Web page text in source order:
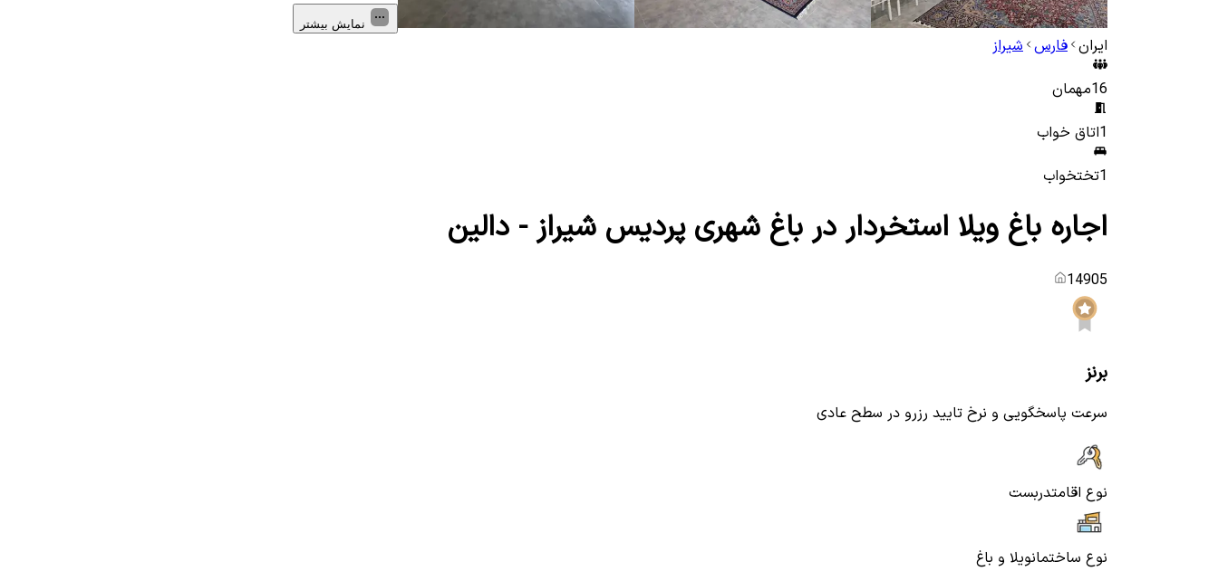
نمایش بیشتر
ایران فارس شیراز
16مهمان
1اتاق خواب
1تختخواب
اجاره باغ ویلا استخردار در باغ شهری پردیس شیراز - دالین
14905
برنز
سرعت پاسخگویی و نرخ تایید رزرو در سطح عادی
نوع اقامتدربست
نوع ساختمانویلا و باغ